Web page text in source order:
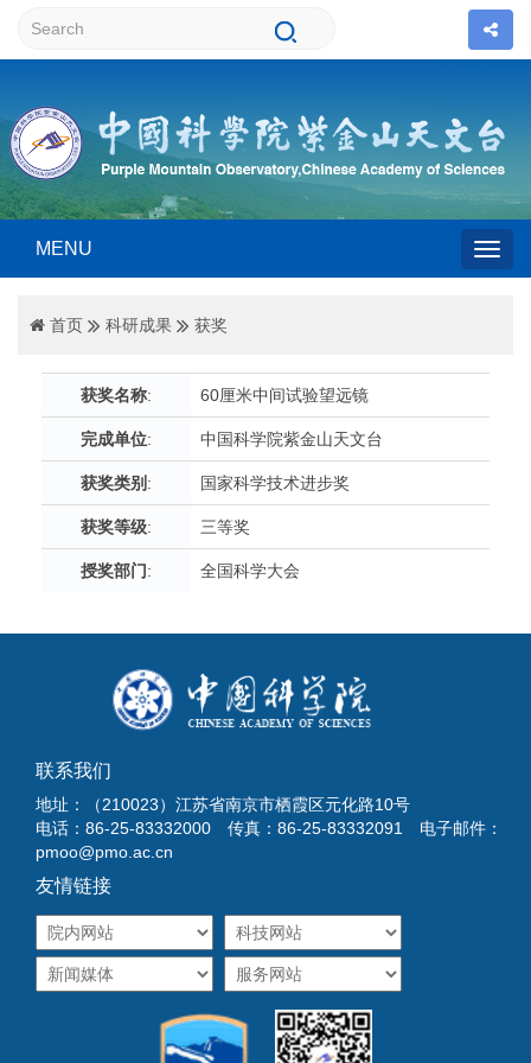
MENU
首页 科研成果 获奖
获奖名称: 60厘米中间试验望远镜
完成单位: 中国科学院紫金山天文台
获奖类别 : 国家科学技术进步奖
获奖等级: 三等奖
授奖部门: 全国科学大会
联系我们
地址：（210023）江苏省南京市栖霞区元化路10号
电话：86-25-83332000 传真：86-25-83332091 电子邮件：
pmoo@pmo.ac.cn
友情链接